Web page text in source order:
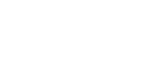
del rey N. señor D. Fe...
de San Lorenço del Es...